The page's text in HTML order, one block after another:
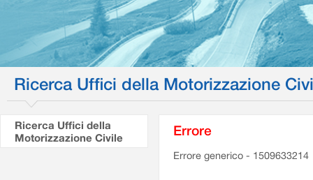
Ricerca Uffici della Motorizzazione
Ricerca Uffici della
Motorizzazione Civile
Errore
Errore generico - 1509633214